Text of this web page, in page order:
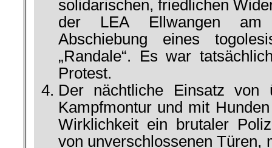
solidarischen, friedlichen
der LEA Ellwangen
Abschiebung eines
„Randale“. Es war
Protest.
Der nächtliche Einsatz von
Kampfmontur und mit
Wirklichkeit ein brutaler
von unverschlossenen Türen,